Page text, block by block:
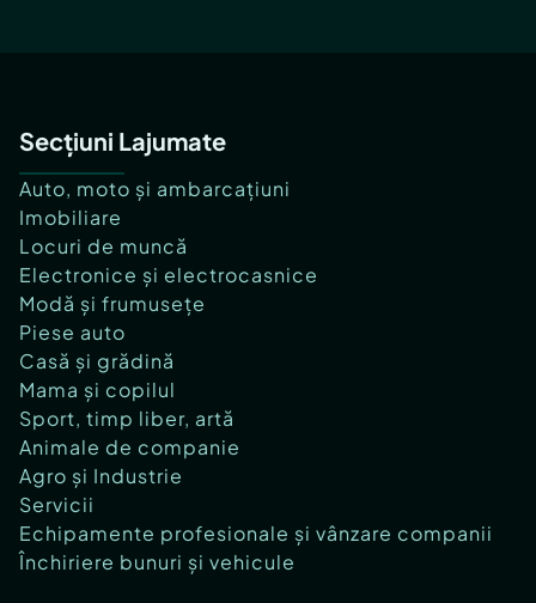
Secțiuni Lajumate
Auto, moto și ambarcațiuni
Imobiliare
Locuri de muncă
Electronice și electrocasnice
Modă și frumusețe
Piese auto
Casă și grădină
Mama și copilul
Sport, timp liber, artă
Animale de companie
Agro și Industrie
Servicii
Echipamente profesionale și vânzare companii
Închiriere bunuri și vehicule